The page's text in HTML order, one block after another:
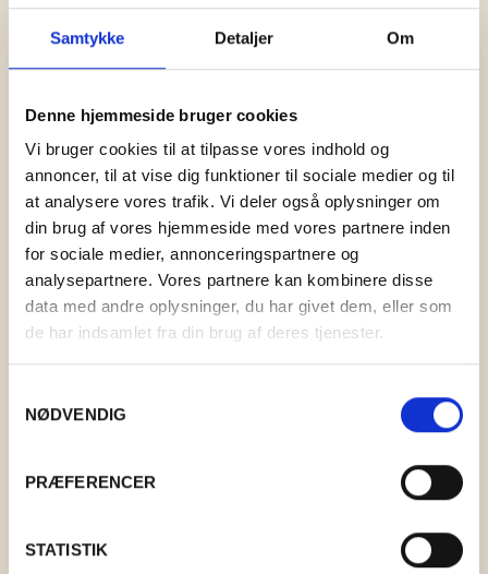
Samtykke Detaljer Om
Denne hjemmeside bruger cookies
Vi bruger cookies til at tilpasse vores indhold og
annoncer, til at vise dig funktioner til sociale medier og til
at analysere vores trafik. Vi deler også oplysninger om
din brug af vores hjemmeside med vores partnere inden
for sociale medier, annonceringspartnere og
analysepartnere. Vores partnere kan kombinere disse
data med andre oplysninger, du har givet dem, eller som
de har indsamlet fra din brug af deres tjenester.
NØDVENDIG
PRÆFERENCER
STATISTIK
KR.40,00